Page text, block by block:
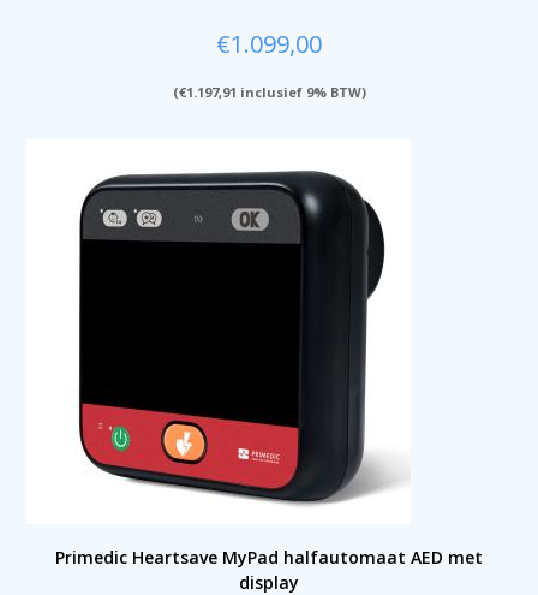
€1.099,00
(€1.197,91 inclusief 9% BTW)
Primedic Heartsave MyPad halfautomaat AED met
display